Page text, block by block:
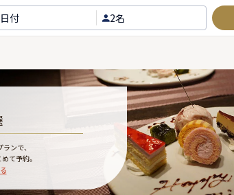
日付 2名
ンで、
て予約。